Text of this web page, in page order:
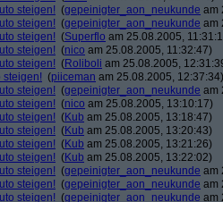
steigen! (gepeinigter_aon_neukunde am
steigen! (gepeinigter_aon_neukunde am
steigen! (Superflo am 25.08.2005,
steigen! (nico am 25.08.2005, 11:32:47)
steigen! (Roliboli am 25.08.2005,
steigen! (piiceman am 25.08.2005, 12:37:34)
steigen! (gepeinigter_aon_neukunde am
steigen! (nico am 25.08.2005, 13:10:17)
steigen! (Kub am 25.08.2005, 13:18:47)
steigen! (Kub am 25.08.2005, 13:20:43)
steigen! (Kub am 25.08.2005, 13:21:26)
steigen! (Kub am 25.08.2005, 13:22:02)
steigen! (gepeinigter_aon_neukunde am
steigen! (gepeinigter_aon_neukunde am
steigen! (gepeinigter_aon_neukunde am